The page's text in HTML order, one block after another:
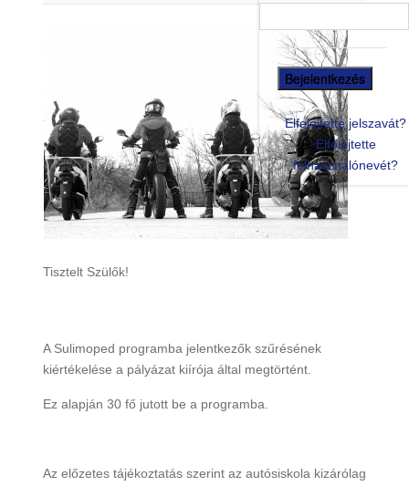
Elfelejtette jelszavát?
Elfelejtette
felhasználónevét?
Tisztelt Szülők!
A Sulimoped programba jelentkezők szűrésének
kiértékelése a pályázat kiírója által megtörtént.
Ez alapján 30 fő jutott be a programba.
Az előzetes tájékoztatás szerint az autósiskola kizárólag